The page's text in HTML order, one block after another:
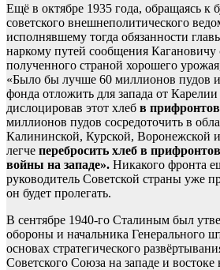
Ещё в октябре 1935 года, обращаясь к
советского внешнеполитического
исполнявшему тогда обязанности
наркому путей сообщения
полученного страной хорошего
«Было бы лучше 60 миллионов пудов
фонда отложить для запада от
дислоцировав этот хлеб в
миллионов пудов сосредоточить в
Калининской, Курской, Воронежской
легче перебросить хлеб в
войны на западе». Никакого фронта
руководитель Советской страны уже
он будет пролегать.
В сентябре 1940-го Сталиным был
обороны и начальника Генерального
основах стратегического
Советского Союза на западе и